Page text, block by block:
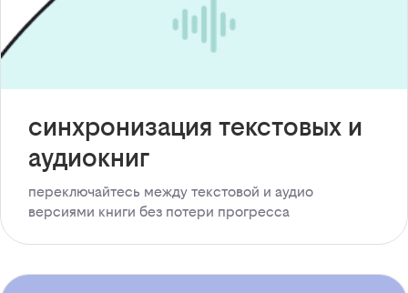
синхронизация текстовых и
аудиокниг
переключайтесь между текстовой и аудио
версиями книги без потери прогресса